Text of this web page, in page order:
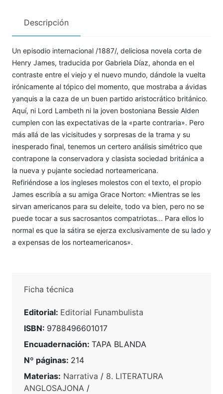
Descripción
Un episodio internacional /1887/, deliciosa novela corta de
Henry James, traducida por Gabriela Díaz, ahonda en el
contraste entre el viejo y el nuevo mundo, dándole la vuelta
irónicamente al tópico del momento, que mostraba a ávidas
yanquis a la caza de un buen partido aristocrático británico.
Aquí, ni Lord Lambeth ni la joven bosto­niana Bessie Alden
cumplen con las expectativas de la «parte con­traria». Pero
más allá de las vicisitudes y sorpresas de la trama y su
inesperado final, tenemos un certero análisis simétrico que
contrapone la conservadora y clasista sociedad británica a
la nueva y pujante sociedad norteamericana.
Refiriéndose a los ingleses molestos con el texto, el propio
James escribía a su amiga Grace Norton: «Mientras se les
sirvan americanos para su deleite, todo va bien, pero no se
puede tocar a sus sacrosantos compatriotas... Para ellos lo
normal es que la sátira se ejerza exclusivamente de su lado y
a expensas de los norteamericanos».
Ficha técnica
Editorial: Editorial Funambulista
ISBN: 9788496601017
Encuadernación: TAPA BLANDA
Nº páginas: 214
Materias: Narrativa / 8. LITERATURA
ANGLOSAJONA /